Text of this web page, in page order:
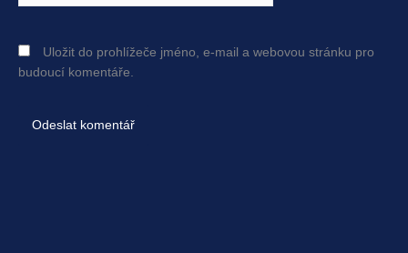
Uložit do prohlížeče jméno, e-mail a webovou stránku pro
budoucí komentáře.